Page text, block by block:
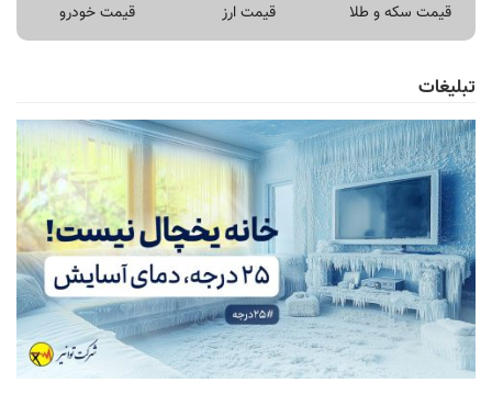
قیمت سکه و طلا قیمت ارز قیمت خودرو
تبلیغات